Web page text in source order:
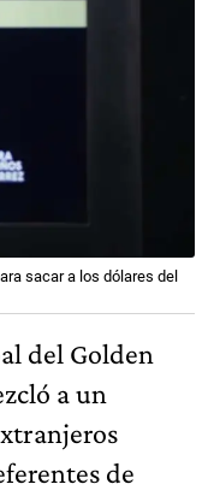
sacar a los dólares del
del Golden
a un
de